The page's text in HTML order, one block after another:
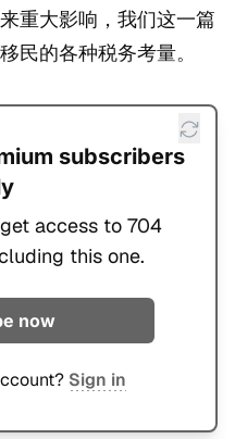
重大影响，我们这一篇
民的各种税务考量。
subscribers
access to 704
this one.
now
Sign in